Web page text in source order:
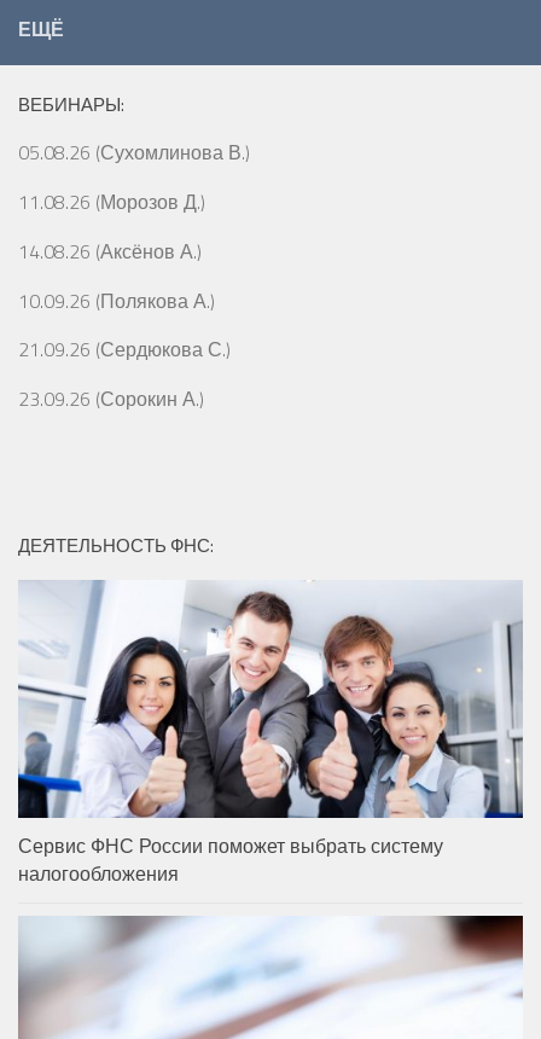
ЕЩЁ
ВЕБИНАРЫ:
05.08.26 (Сухомлинова В.)
11.08.26 (Морозов Д.)
14.08.26 (Аксёнов А.)
10.09.26 (Полякова А.)
21.09.26 (Сердюкова С.)
23.09.26 (Сорокин А.)
ДЕЯТЕЛЬНОСТЬ ФНС:
Сервис ФНС России поможет выбрать систему
налогообложения